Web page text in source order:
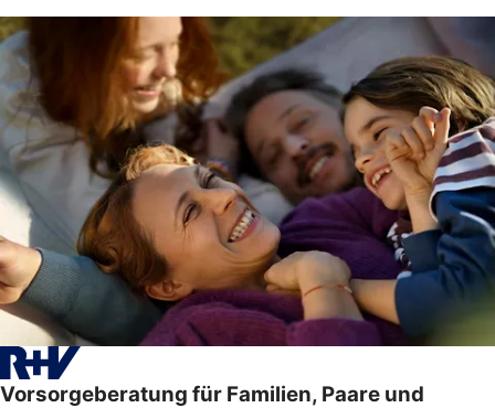
Vorsorgeberatung für Familien, Paare und